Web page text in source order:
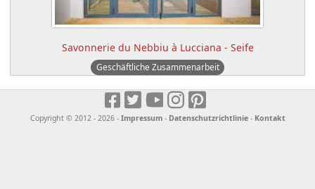
Savonnerie du Nebbiu à Lucciana - Seife
Geschäftliche Zusammenarbeit
Copyright © 2012 - 2026 - Impressum- Datenschutzrichtlinie- Kontakt